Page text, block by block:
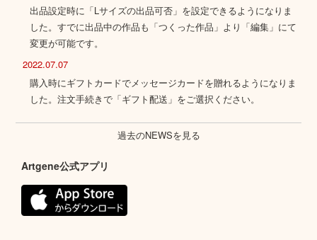
出品設定時に「Lサイズの出品可否」を設定できるようになりま
した。すでに出品中の作品も「つくった作品」より「編集」にて
変更が可能です。
2022.07.07
購入時にギフトカードでメッセージカードを贈れるようになりま
した。注文手続きで「ギフト配送」をご選択ください。
過去のNEWSを見る
Artgene公式アプリ